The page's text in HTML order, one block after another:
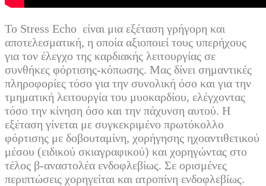
To Stress Echo είναι μια εξέταση γρήγορη και
αποτελεσματική, η οποία αξιοποιεί τους υπερήχους
για τον έλεγχο της καρδιακής λειτουργίας σε
συνθήκες φόρτισης-κόπωσης. Μας δίνει σημαντικές
πληροφορίες τόσο για την συνολική όσο και για την
τμηματική λειτουργία του μυοκαρδίου, ελέγχοντας
τόσο την κίνηση όσο και την πάχυνση αυτού. Η
εξέταση γίνεται με συγκεκριμένο πρωτόκολλο
φόρτισης με δοβουταμίνη, χορήγησης ηχοαντιθετικού
μέσου (ειδικού σκιαγραφικού) και χορηγώντας στο
τέλος β-αναστολέα ενδοφλεβίως. Σε ορισμένες
περιπτώσεις χορηγείται και ατροπίνη ενδοφλεβίως.